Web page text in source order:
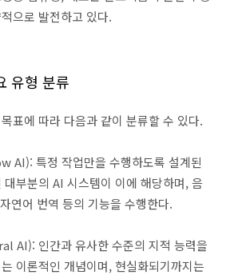
으로 발전하고 있다.
유형 분류
표에 따라 다음과 같이 분류할 수 있다.
AI): 특정 작업만을 수행하도록 설계된
대부분의 AI 시스템이 이에 해당하며,음
자연어 번역 등의 기능을 수행한다.
AI): 인간과 유사한 수준의 지적 능력을
이론적인 개념이며,현실화되기까지는